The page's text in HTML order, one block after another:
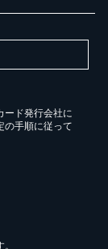
ード発行会社に
の手順に従って